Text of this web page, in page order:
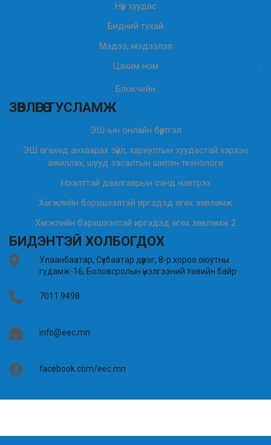
Нүүр хуудас
Бидний тухай
Мэдээ, мэдээлэл
Цахим ном
Блокчейн
ЗӨВЛӨГӨӨ ТУСЛАМЖ
ЭШ-ын онлайн бүртгэл
ЭШ өгөхөд анхаарах зүйл, хариултын хуудастай хэрхэн
ажиллах, шууд засалтын шилэн технологи
Нээлттэй даалгаврын санд нэвтрэх
Хөгжлийн бэрхшээлтэй иргэдэд өгөх зөвлөмж
Хөгжлийн бэрхшээлтэй иргэдэд өгөх зөвлөмж 2
БИДЭНТЭЙ ХОЛБОГДОХ
Улаанбаатар, Сүхбаатар дүүрэг, 8-р хороо оюутны
гудамж-16, Боловсролын үнэлгээний төвийн байр
7011 9498
info@eec.mn
facebook.com/eec.mn